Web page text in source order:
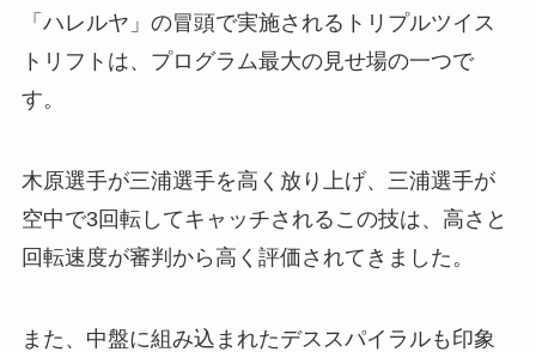
「ハレルヤ」の冒頭で実施されるトリプルツイス
トリフトは、プログラム最大の見せ場の一つで
す。
木原選手が三浦選手を高く放り上げ、三浦選手が
空中で3回転してキャッチされるこの技は、高さと
回転速度が審判から高く評価されてきました。
また、中盤に組み込まれたデススパイラルも印象